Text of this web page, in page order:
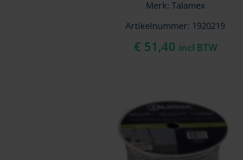
Merk: Talamex
Artikelnummer: 1920219
€ 51,40 incl BTW